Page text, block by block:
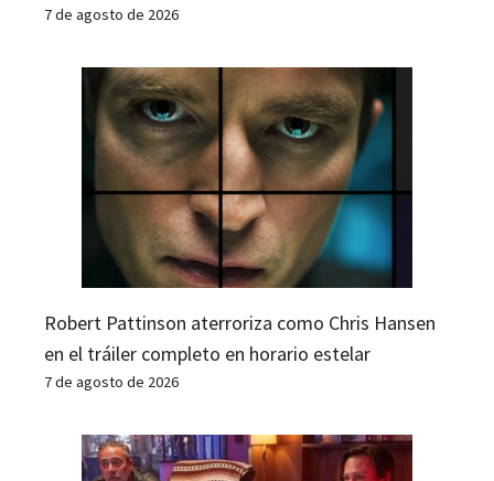
7 de agosto de 2026
Robert Pattinson aterroriza como Chris Hansen
en el tráiler completo en horario estelar
7 de agosto de 2026